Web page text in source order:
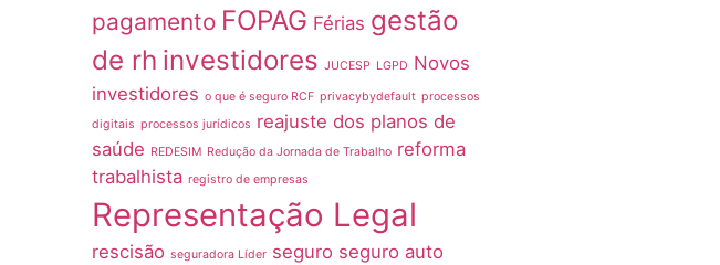
pagamento FOPAG Férias gestão
de rh investidores JUCESP LGPD Novos
investidores o que é seguro RCF privacybydefault processos
digitais processos jurídicos reajuste dos planos de
saúde REDESIM Redução da Jornada de Trabalho reforma
trabalhista registro de empresas
Representação Legal
rescisão seguradora Líder seguro seguro auto